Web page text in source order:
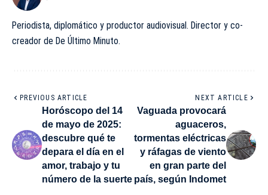
Periodista, diplomático y productor audiovisual. Director y co-
creador de De Último Minuto.
PREVIOUS ARTICLE
Horóscopo del 14
de mayo de 2025:
descubre qué te
depara el día en el
amor, trabajo y tu
número de la suerte
NEXT ARTICLE
Vaguada provocará
aguaceros,
tormentas eléctricas
y ráfagas de viento
en gran parte del
país, según Indomet